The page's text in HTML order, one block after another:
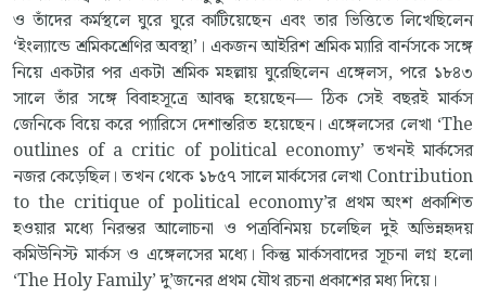
ও তাঁদের কর্মস্থলে ঘুরে ঘুরে কাটিয়েছেন এবং তার ভিত্তিতে লিখেছিলেন
‘ইংল্যান্ডে শ্রমিকশ্রেণির অবস্থা’। একজন আইরিশ শ্রমিক ম্যারি বার্নসকে সঙ্গে
নিয়ে একটার পর একটা শ্রমিক মহল্লায় ঘুরেছিলেন এঙ্গেলস, পরে ১৮৪৩
সালে তাঁর সঙ্গে বিবাহসূত্রে আবদ্ধ হয়েছেন— ঠিক সেই বছরই মার্কস
জেনিকে বিয়ে করে প্যারিসে দেশান্তরিত হয়েছেন। এঙ্গেলসের লেখা ‘The
outlines of a critic of political economy’ তখনই মার্কসের
নজর কেড়েছিল। তখন থেকে ১৮৫৭ সালে মার্কসের লেখা Contribution
to the critique of political economy’র প্রথম অংশ প্রকাশিত
হওয়ার মধ্যে নিরন্তর আলোচনা ও পত্রবিনিময় চলেছিল দুই অভিন্নহৃদয়
কমিউনিস্ট মার্কস ও এঙ্গেলসের মধ্যে। কিন্তু মার্কসবাদের সূচনা লগ্ন হলো
‘The Holy Family’ দু’জনের প্রথম যৌথ রচনা প্রকাশের মধ্য দিয়ে।